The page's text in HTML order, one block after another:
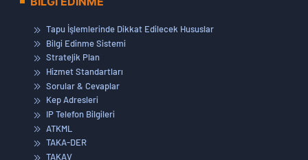
Tapu İşlemlerinde Dikkat Edilecek Hususlar
Bilgi Edinme Sistemi
Stratejik Plan
Hizmet Standartları
Sorular & Cevaplar
Kep Adresleri
IP Telefon Bilgileri
ATKML
TAKA-DER
TAKAV